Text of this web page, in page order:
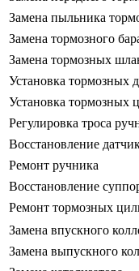
Замена пыльника
Замена тормозного
Замена тормозных
Установка тормозных
Установка тормозных
Регулировка троса
Восстановление
Ремонт ручника
Восстановление
Ремонт тормозных
Замена впускного
Замена выпускного